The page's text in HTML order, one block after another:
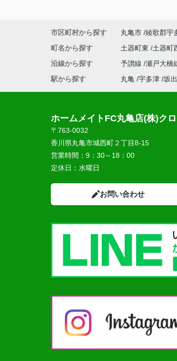
市区町村から探す 丸亀市 綾歌郡宇
町名から探す
土器町東 土器町
沿線から探す
予讃線 瀬戸大橋
駅から探す
丸亀 宇多津 坂出
ホームメイトFC丸亀店(株)ク
〒763-0032
香川県丸亀市城西町２丁目8-15
営業時間： 9：30～18：00
定休日： 水曜日
お問い合わせ